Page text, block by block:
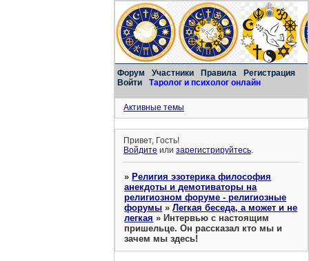
Форум Участники Правила
Регистрация
Войти
Таролог и психолог онлайн
Активные темы
Привет, Гость!
Войдите илизарегистрируйтесь.
»Религия эзотерика философия
анекдоты и демотиваторы на
религиозном форуме - религиозные
форумы »Легкая беседа, а может и не
легкая »Интервью с настоящим
пришельце. Он рассказал кто мы и
зачем мы здесь!